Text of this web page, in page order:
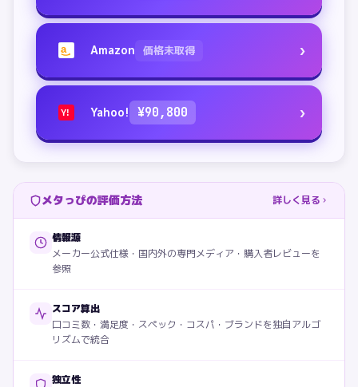
a Amazon 価格未取得 ›
Y! Yahoo! ¥90,800 ›
メタっぴの評価方法 詳しく見る
情報源
メーカー公式仕様・国内外の専門メディア・購入者レビューを
参照
スコア算出
口コミ数・満足度・スペック・コスパ・ブランドを独自アルゴ
リズムで統合
独立性